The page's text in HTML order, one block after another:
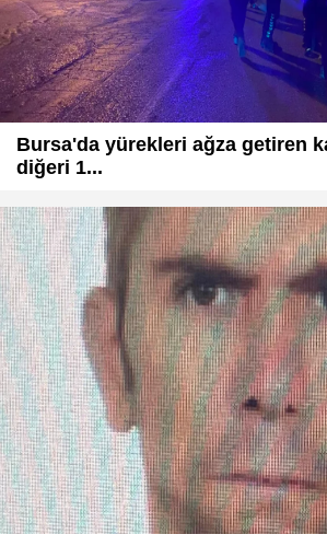
Bursa'da yürekleri ağza getiren
diğeri 1...